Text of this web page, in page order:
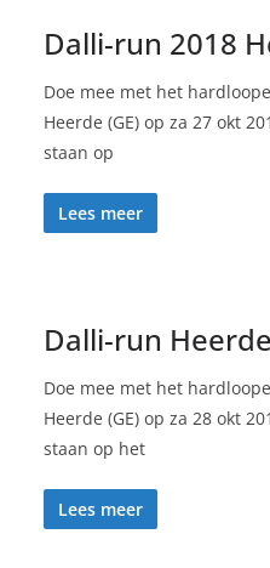
Dalli-run 2018
Doe mee met het
Heerde (GE) op za 27 okt
staan op
Lees meer
Dalli-run
Doe mee met het
Heerde (GE) op za 28 okt
staan op het
Lees meer